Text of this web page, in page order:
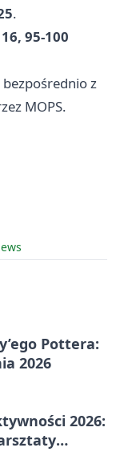
.
95-100
z
MOPS.
Pottera:
2026
2026: